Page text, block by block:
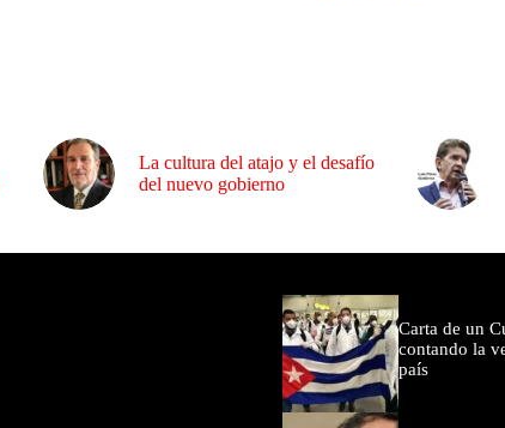
La cultura del atajo y el desafío
del nuevo gobierno
Carta de un
contando la
país